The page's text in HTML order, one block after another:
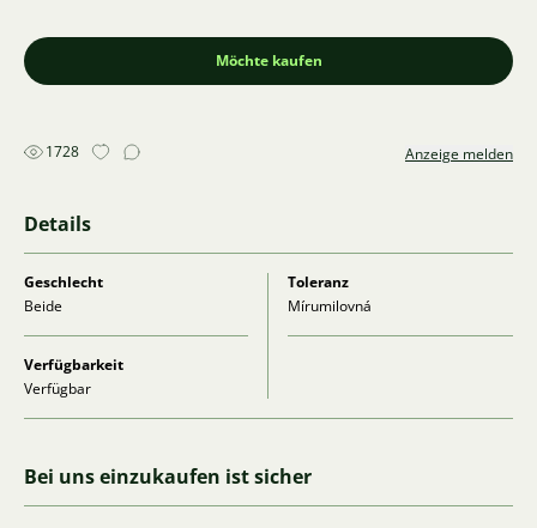
Möchte kaufen
1728 Anzeige melden
Details
Geschlecht
Beide
Toleranz
Mírumilovná
Verfügbarkeit
Verfügbar
Bei uns einzukaufen ist sicher